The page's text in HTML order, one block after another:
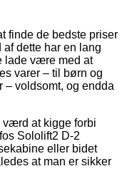
finde de bedste priser
dette har en lang
lade være med at
varer – til børn og
– voldsomt, og endda
værd at kigge forbi
Sololift2 D-2
eller bidet
at man er sikker